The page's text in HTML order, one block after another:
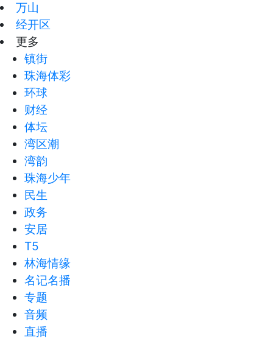
万山
经开区
更多
镇街
珠海体彩
环球
财经
体坛
湾区潮
湾韵
珠海少年
民生
政务
安居
T5
林海情缘
名记名播
专题
音频
直播